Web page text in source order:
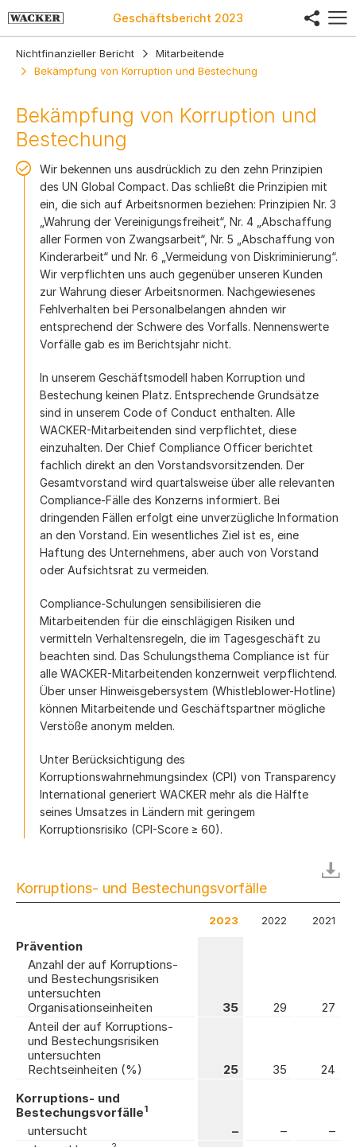
Geschäftsbericht 2023 share
Nichtfinanzieller Bericht
Mitarbeitende
Bekämpfung von Korruption und Bestechung
Bekämpfung von Korruption und
Bestechung
Wir bekennen uns ausdrücklich zu den zehn Prinzipien
des UN Global Compact. Das schließt die Prinzipien mit
ein, die sich auf Arbeitsnormen beziehen: Prinzipien Nr. 3
„Wahrung der Vereinigungsfreiheit“, Nr. 4 „Abschaffung
aller Formen von Zwangsarbeit“, Nr. 5 „Abschaffung von
Kinderarbeit“ und Nr. 6 „Vermeidung von Diskriminierung“.
Wir verpflichten uns auch gegenüber unseren Kunden
zur Wahrung dieser Arbeitsnormen. Nachgewiesenes
Fehlverhalten bei Personalbelangen ahnden wir
entsprechend der Schwere des Vorfalls. Nennenswerte
Vorfälle gab es im Berichtsjahr nicht.
In unserem Geschäftsmodell haben Korruption und
Bestechung keinen Platz. Entsprechende Grundsätze
sind in unserem Code of Conduct enthalten. Alle
WACKER-Mitarbeitenden sind verpflichtet, diese
einzuhalten. Der Chief Compliance Officer berichtet
fachlich direkt an den Vorstandsvorsitzenden. Der
Gesamtvorstand wird quartalsweise über alle relevanten
Compliance-Fälle des Konzerns informiert. Bei
dringenden Fällen erfolgt eine unverzügliche Information
an den Vorstand. Ein wesentliches Ziel ist es, eine
Haftung des Unternehmens, aber auch von Vorstand
oder Aufsichtsrat zu vermeiden.
Compliance-Schulungen sensibilisieren die
Mitarbeitenden für die einschlägigen Risiken und
vermitteln Verhaltensregeln, die im Tagesgeschäft zu
beachten sind. Das Schulungsthema Compliance ist für
alle WACKER-Mitarbeitenden konzernweit verpflichtend.
Über unser Hinweisgebersystem (Whistleblower-Hotline)
können Mitarbeitende und Geschäftspartner mögliche
Verstöße anonym melden.
Unter Berücksichtigung des
Korruptionswahrnehmungsindex (CPI) von Transparency
International generiert WACKER mehr als die Hälfte
seines Umsatzes in Ländern mit geringem
Korruptionsrisiko (CPI-Score ≥ 60).
Korruptions- und Bestechungsvorfälle
2023 2022 2021
Prävention
Anzahl der auf Korruptions-
und Bestechungsrisiken
untersuchten
Organisationseinheiten
35 29
27
Anteil der auf Korruptions-
und Bestechungsrisiken
untersuchten
Rechtseinheiten (%)
25 35
24
Korruptions- und
Bestechungsvorfälle1
untersucht – –
–